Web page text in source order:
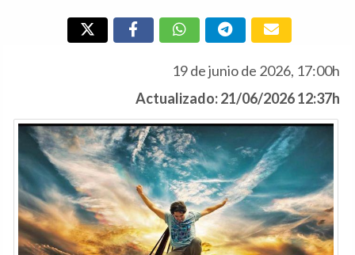
19 de junio de 2026, 17:00h
Actualizado: 21/06/2026 12:37h